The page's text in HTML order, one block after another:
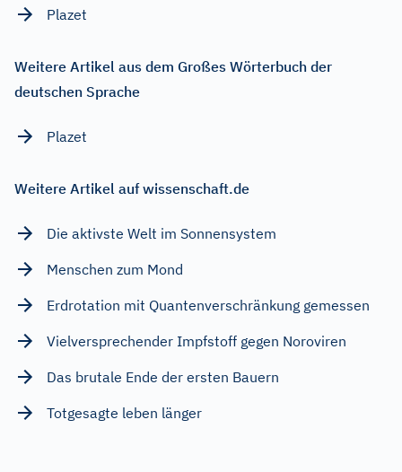
Plazet
Weitere Artikel aus dem Großes Wörterbuch der
deutschen Sprache
Plazet
Weitere Artikel auf wissenschaft.de
Die aktivste Welt im Sonnensystem
Menschen zum Mond
Erdrotation mit Quantenverschränkung gemessen
Vielversprechender Impfstoff gegen Noroviren
Das brutale Ende der ersten Bauern
Totgesagte leben länger